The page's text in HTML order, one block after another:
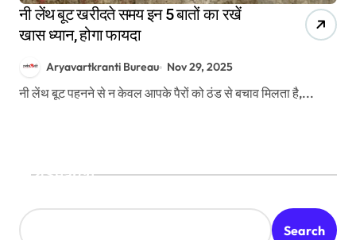
नी लेंथ बूट खरीदते समय इन 5 बातों का रखें
खास ध्यान, होगा फायदा
Aryavartkranti Bureau Nov 29, 2025
नी लेंथ बूट पहनने से न केवल आपके पैरों को ठंड से बचाव मिलता है,...
Search
Search